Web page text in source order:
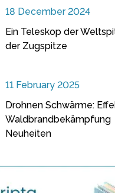
18 December 2024
Ein Teleskop der
der Zugspitze
11 February 2025
Drohnen Schwärme:
Waldbrandbekämpfung
Neuheiten